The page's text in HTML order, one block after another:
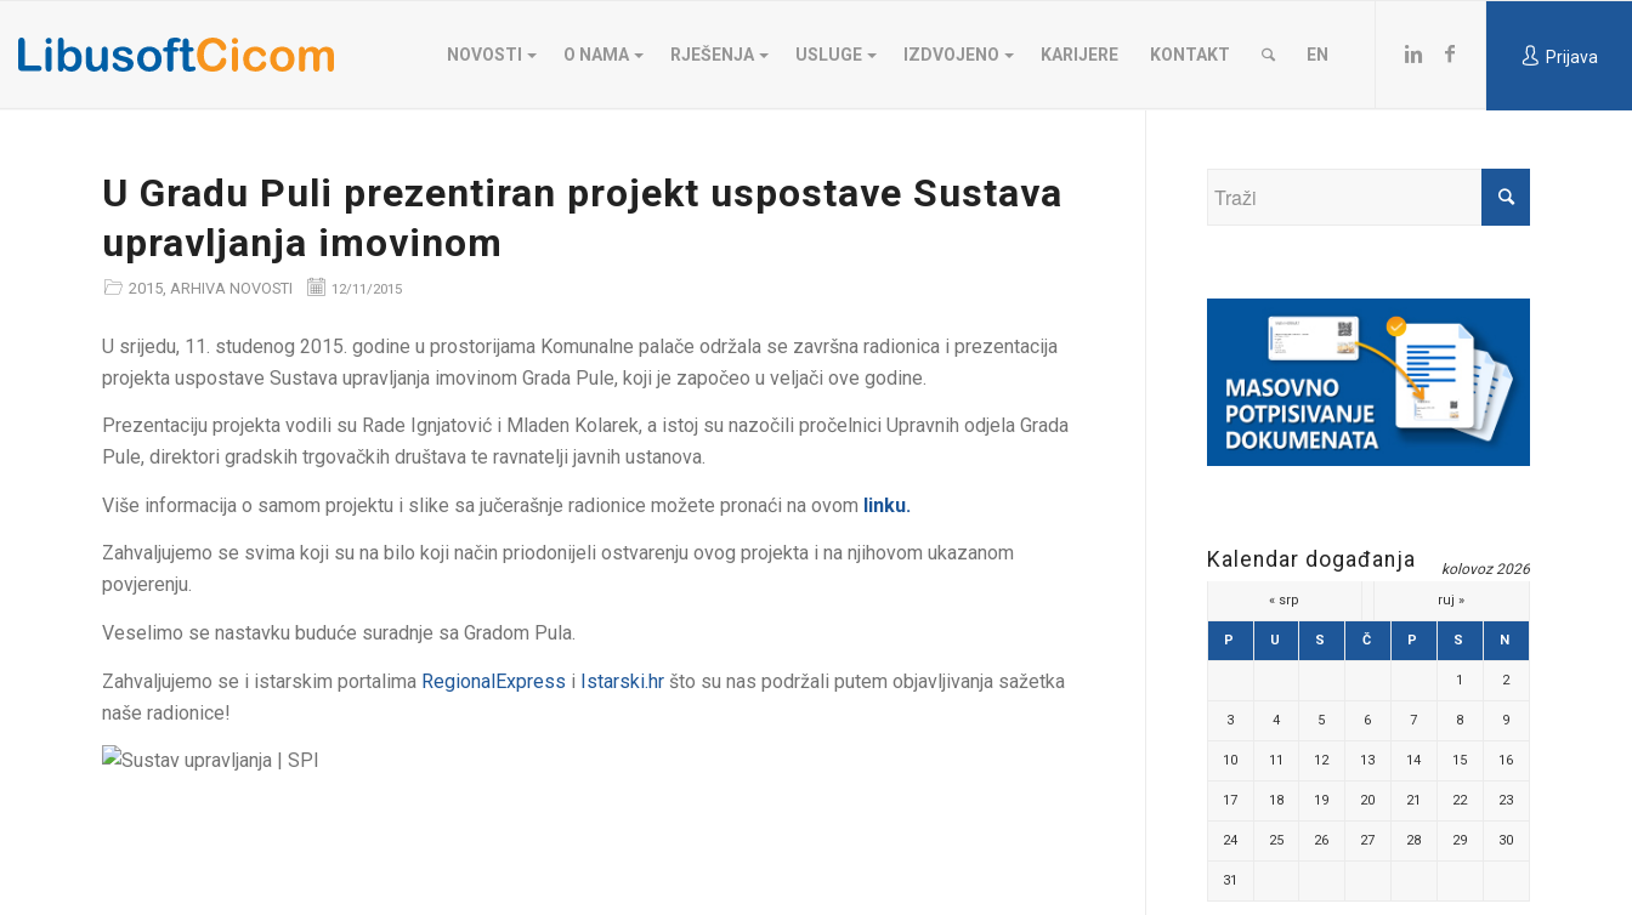
NOVOSTI O NAMA RJEŠENJA USLUGE IZDVOJENO KARIJERE KONTAKT EN Prijava
U Gradu Puli prezentiran projekt uspostave Sustava
upravljanja imovinom
2015, ARHIVA NOVOSTI 12/11/2015
U srijedu, 11. studenog 2015. godine u prostorijama Komunalne palače održala se završna radionica i prezentacija
projekta uspostave Sustava upravljanja imovinom Grada Pule, koji je započeo u veljači ove godine.
Prezentaciju projekta vodili su Rade Ignjatović i Mladen Kolarek, a istoj su nazočili pročelnici Upravnih odjela Grada
Pule, direktori gradskih trgovačkih društava te ravnatelji javnih ustanova.
Više informacija o samom projektu i slike sa jučerašnje radionice možete pronaći na ovom linku.
Zahvaljujemo se svima koji su na bilo koji način priodonijeli ostvarenju ovog projekta i na njihovom ukazanom
povjerenju.
Veselimo se nastavku buduće suradnje sa Gradom Pula.
Zahvaljujemo se i istarskim portalima RegionalExpress i Istarski.hr što su nas podržali putem objavljivanja sažetka
naše radionice!
Kalendar događanja kolovoz 2026
P U S Č P S N
1 2
3 4 5 6 7 8 9
10 11 12 13 14 15 16
17 18 19 20 21 22 23
24 25 26 27 28 29 30
31
« srp ruj »